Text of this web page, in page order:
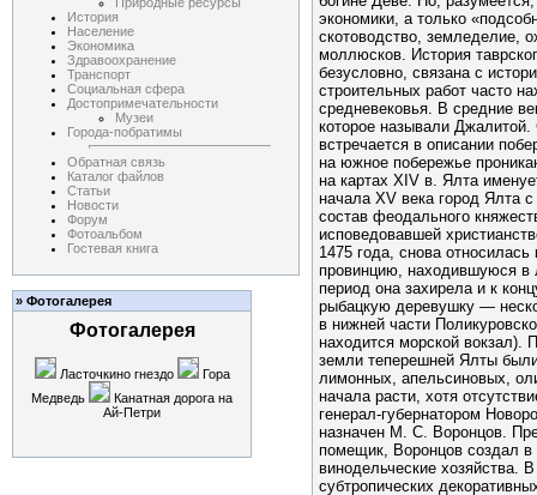
История
Население
Экономика
Здравоохранение
Транспорт
Социальная сфера
Достопримечательности
Музеи
Города-побратимы
Обратная связь
Каталог файлов
Статьи
Новости
Форум
Фотоальбом
Гостевая книга
» Фотогалерея
Фотогалерея
Ласточкино гнездо
Гора
Медведь
Канатная дорога на
Ай-Петри
экономики, а только
скотоводство, земледелие,
моллюсков. История
безусловно, связана с
строительных работ часто
средневековья. В средние
которое называли
встречается в описании
на южное побережье
на картах ХIV в. Ялта
начала XV века город Ялта
состав феодального
исповедовавшей
1475 года, снова
провинцию, находившуюся в
период она захирела и к
рыбацкую деревушку —
в нижней части
находится морской вокзал).
земли теперешней Ялты
лимонных, апельсиновых,
начала расти, хотя
генерал-губернатором
назначен М. С. Воронцов.
помещик, Воронцов создал
винодельческие хозяйства.
субтропических